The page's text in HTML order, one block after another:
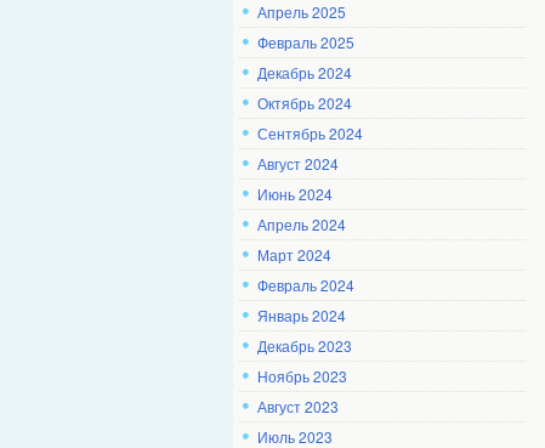
Апрель 2025
Февраль 2025
Декабрь 2024
Октябрь 2024
Сентябрь 2024
Август 2024
Июнь 2024
Апрель 2024
Март 2024
Февраль 2024
Январь 2024
Декабрь 2023
Ноябрь 2023
Август 2023
Июль 2023